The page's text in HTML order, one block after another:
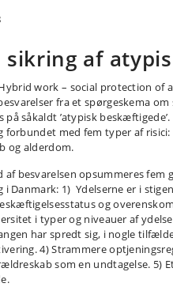
sikring af
work – social protection of
fra et spørgeskema
såkaldt ’atypisk
forbundet med fem typer af
og alderdom.
af besvarelsen opsummeres
i Danmark: 1) Ydelserne er i
og
i typer og niveauer af
har spredt sig, i nogle
4) Strammere
som en undtagelse. 5)